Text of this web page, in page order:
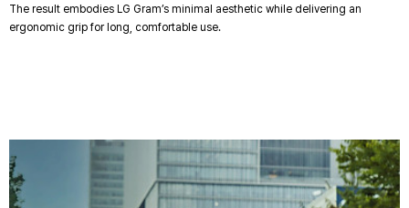
The result embodies LG Gram’s minimal aesthetic while delivering an
ergonomic grip for long, comfortable use.